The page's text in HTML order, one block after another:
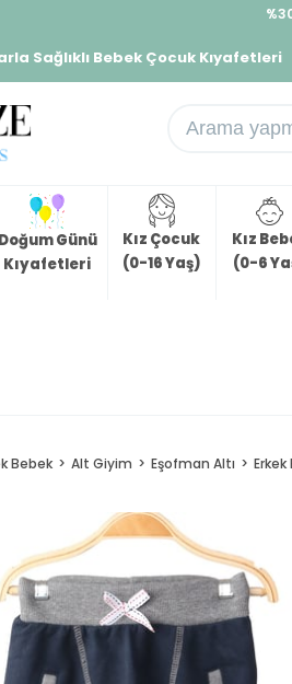
Sağlıklı Bebek Çocuk Kıyafetleri
Doğum Günü
Kıyafetleri
Kız Çocuk
(0-16 Yaş)
Kız
(0-6
Bebek Alt Giyim Eşofman Altı